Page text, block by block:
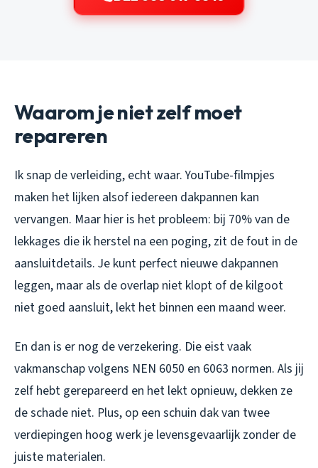
Waarom je niet zelf moet
repareren
Ik snap de verleiding, echt waar. YouTube-filmpjes
maken het lijken alsof iedereen dakpannen kan
vervangen. Maar hier is het probleem: bij 70% van de
lekkages die ik herstel na een poging, zit de fout in de
aansluitdetails. Je kunt perfect nieuwe dakpannen
leggen, maar als de overlap niet klopt of de kilgoot
niet goed aansluit, lekt het binnen een maand weer.
En dan is er nog de verzekering. Die eist vaak
vakmanschap volgens NEN 6050 en 6063 normen. Als jij
zelf hebt gerepareerd en het lekt opnieuw, dekken ze
de schade niet. Plus, op een schuin dak van twee
verdiepingen hoog werk je levensgevaarlijk zonder de
juiste materialen.